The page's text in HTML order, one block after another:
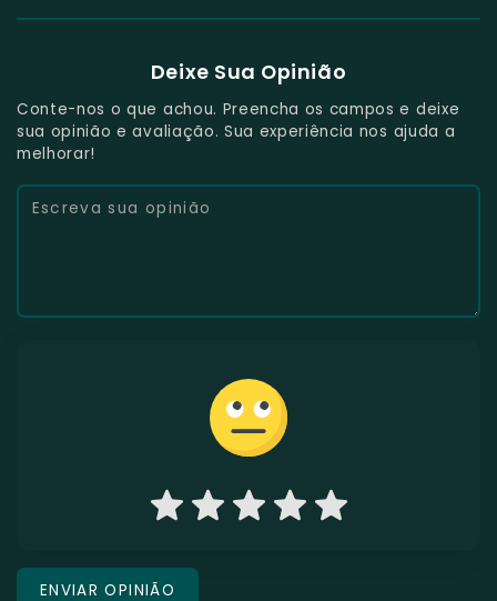
Deixe Sua Opinião
Conte-nos o que achou. Preencha os campos e deixe
sua opinião e avaliação. Sua experiência nos ajuda a
melhorar!